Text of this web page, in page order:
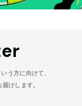
う方に向けて、
けします。